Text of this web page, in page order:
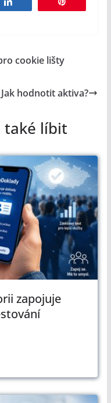
cookie lišty
hodnotit aktiva?
také líbit
zapojuje